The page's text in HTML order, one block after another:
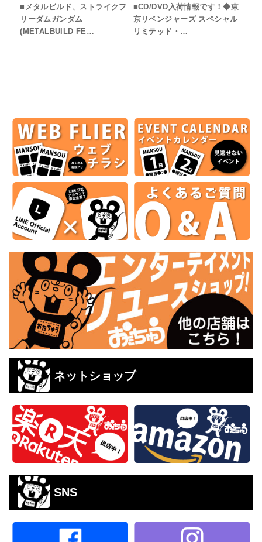
■メタルビルド、ストライクフ
リーダムガンダム
(METALBUILD FE…
■CD/DVD入荷情報です！◆東
京リベンジャーズ スペシャル
リミテッド・…
ネットショップ
SNS